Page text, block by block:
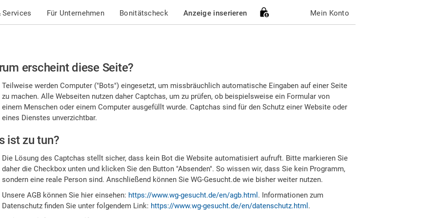
Services Für Unternehmen Bonitätscheck Anzeige inserieren Mein Konto
erscheint diese Seite?
Teilweise werden Computer ("Bots") eingesetzt, um missbräuchlich automatische Eingaben auf einer Seite
zu machen. Alle Webseiten nutzen daher Captchas, um zu prüfen, ob beispielsweise ein Formular von
einem Menschen oder einem Computer ausgefüllt wurde. Captchas sind für den Schutz einer Website oder
eines Dienstes unverzichtbar.
ist zu tun?
Die Lösung des Captchas stellt sicher, dass kein Bot die Website automatisiert aufruft. Bitte markieren Sie
daher die Checkbox unten und klicken Sie den Button "Absenden". So wissen wir, dass Sie kein Programm,
sondern eine reale Person sind. Anschließend können Sie WG-Gesucht.de wie bisher weiter nutzen.
Unsere AGB können Sie hier einsehen: https://www.wg-gesucht.de/en/agb.html . Informationen zum
Datenschutz finden Sie unter folgendem Link: https://www.wg-gesucht.de/en/datenschutz.html .